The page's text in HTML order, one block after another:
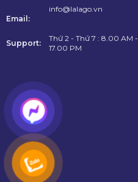
Email:
info@lalago.vn
Support:
Thứ 2 - Thứ 7 : 8.00 AM -
17.00 PM